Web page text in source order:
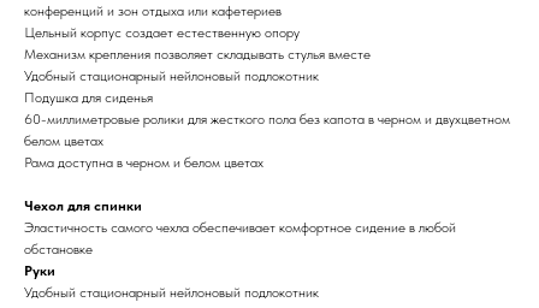
конференций и зон отдыха или кафетериев
Цельный корпус создает естественную опору
Механизм крепления позволяет складывать стулья вместе
Удобный стационарный нейлоновый подлокотник
Подушка для сиденья
60-миллиметровые ролики для жесткого пола без капота в черном и двухцветном
белом цветах
Рама доступна в черном и белом цветах
Чехол для спинки
Эластичность самого чехла обеспечивает комфортное сидение в любой
обстановке
Руки
Удобный стационарный нейлоновый подлокотник